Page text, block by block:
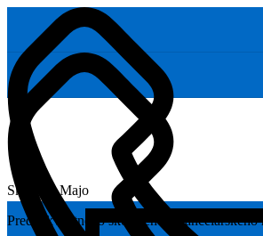
Skoláčik Majo
Predaj kvalitného školského a kancelárskeho